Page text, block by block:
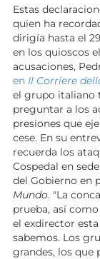
Estas
quien ha
dirigía hasta el
en los quioscos
acusaciones,
en Il Corriere
el grupo italiano
preguntar a los
presiones que
cese. En su
recuerda los
Cospedal en
del Gobierno en
Mundo. "La
prueba, así
el exdirector
sabemos. Los
grandes, los que